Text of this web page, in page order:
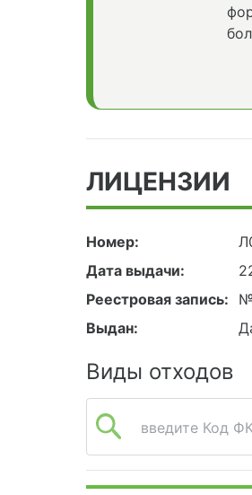
ЛИЦЕНЗИИ
Номер:
Дата выдачи:
Реестровая запись:
№
Выдан:
Виды отходов
введите Код